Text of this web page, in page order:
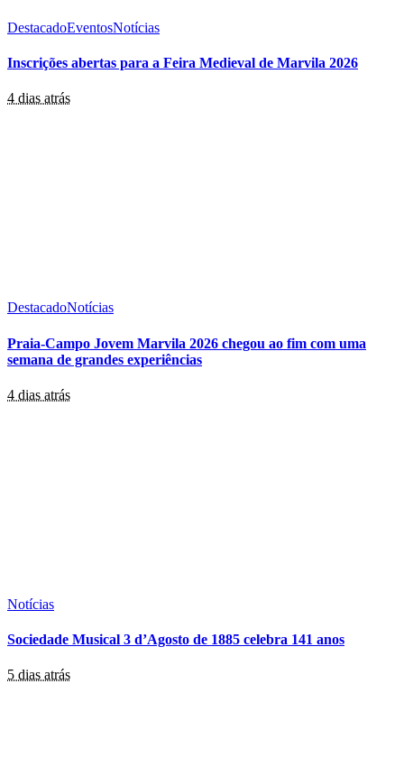
DestacadoEventosNotícias
Inscrições abertas para a Feira Medieval de Marvila 2026
4 dias atrás
DestacadoNotícias
Praia-Campo Jovem Marvila 2026 chegou ao fim com uma
semana de grandes experiências
4 dias atrás
Notícias
Sociedade Musical 3 d’Agosto de 1885 celebra 141 anos
5 dias atrás